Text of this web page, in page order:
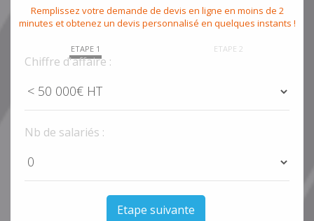
Remplissez votre demande de devis en ligne en moins de 2
minutes et obtenez un devis personnalisé en quelques instants !
ETAPE 1 ETAPE 2
Chiffre d'affaire :
Nb de salariés :
Etape suivante